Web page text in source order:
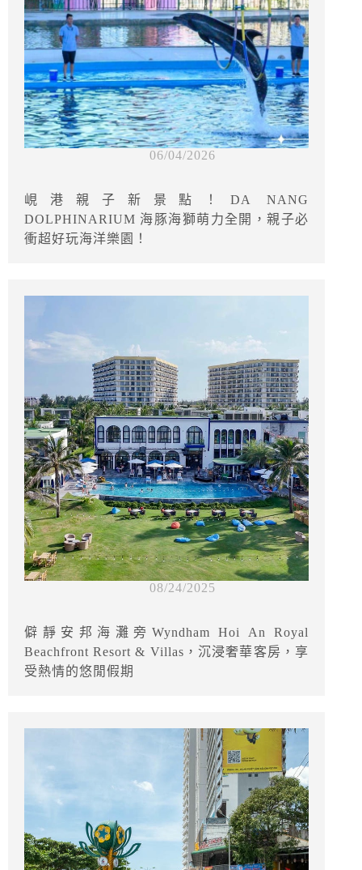
06/04/2026
峴港親子新景點！DA NANG
DOLPHINARIUM 海豚海獅萌力全開，親子必
衝超好玩海洋樂園！
08/24/2025
僻靜安邦海灘旁Wyndham Hoi An Royal
Beachfront Resort & Villas，沉浸奢華客房，享
受熱情的悠閒假期